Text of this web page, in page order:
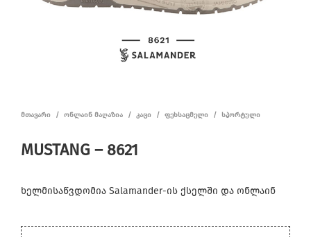
ᲛᲗᲐᲕᲐᲠᲘ / ᲝᲜᲚᲐᲘᲜ ᲛᲐᲦᲐᲖᲘᲐ / ᲙᲐᲪᲘ / ᲤᲔᲮᲡᲐᲪᲛᲔᲚᲘ / ᲡᲞᲝᲠᲢᲣᲚᲘ
MUSTANG – 8621
ხელმისაწვდომია Salamander-ის ქსელში და ონლაინ